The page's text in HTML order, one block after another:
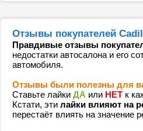
Отзывы покупателей
Правдивые отзывы
недостатки автосалона и его
автомобиля.
Отзывы были полезны для
Ставьте лайки ДА или НЕТк
Кстати, эти лайки влияют на
перестаёт влиять на значение